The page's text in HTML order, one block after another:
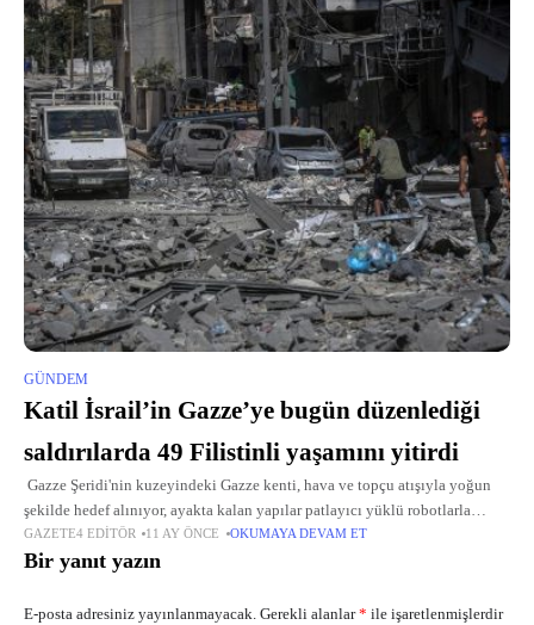
GÜNDEM
Katil İsrail’in Gazze’ye bugün düzenlediği
saldırılarda 49 Filistinli yaşamını yitirdi
Gazze Şeridi'nin kuzeyindeki Gazze kenti, hava ve topçu atışıyla yoğun
şekilde hedef alınıyor, ayakta kalan yapılar patlayıcı yüklü robotlarla
havaya uçuruluyor. İsrail askerleri Gazze kentinin batısındaki Rimal
Mahallesi'nde
GAZETE4 EDITÖR 11 AY ÖNCE OKUMAYA DEVAM ET
Bir yanıt yazın
E-posta adresiniz yayınlanmayacak. Gerekli alanlar* ile işaretlenmişlerdir